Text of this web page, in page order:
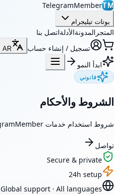
TM
TelegramMember
بوتات تيليجرام
المتجر المدونةالأدلةاتصل بنا
تسجيل / إنشاء حساب
AR
ابدأ النمو
قانوني
الشروط والأحكام
شروط استخدام خدمات TelegramMember وإنشاء الحساب.
تواصل
Secure & private
24h setup
Global support · All languages